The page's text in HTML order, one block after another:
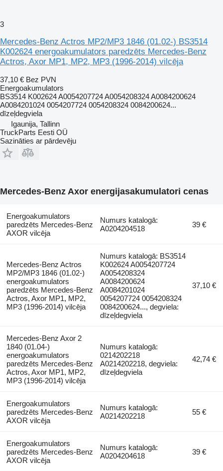
3
Mercedes-Benz Actros MP2/MP3 1846 (01.02-) BS3514
K002624 energoakumulators paredzēts Mercedes-Benz
Actros, Axor MP1, MP2, MP3 (1996-2014) vilcēja
37,10 € Bez PVN
Energoakumulators
BS3514 K002624 A0054207724 A0054208324 A0084200624
A0084201024 0054207724 0054208324 0084200624...
dīzeļdegviela
Igaunija, Tallinn
TruckParts Eesti OÜ
Sazināties ar pārdevēju
Mercedes-Benz Axor energijasakumulatori cenas
Energoakumulators
paredzēts Mercedes-Benz
AXOR vilcēja
Numurs katalogā:
A0204204518
39 €
Mercedes-Benz Actros
MP2/MP3 1846 (01.02-)
energoakumulators
paredzēts Mercedes-Benz
Actros, Axor MP1, MP2,
MP3 (1996-2014) vilcēja
Numurs katalogā: BS3514
K002624 A0054207724
A0054208324
A0084200624
A0084201024
0054207724 0054208324
0084200624..., degviela:
dīzeļdegviela
37,10 €
Mercedes-Benz Axor 2
1840 (01.04-)
energoakumulators
paredzēts Mercedes-Benz
Actros, Axor MP1, MP2,
MP3 (1996-2014) vilcēja
Numurs katalogā:
0214202218
A0214202218, degviela:
dīzeļdegviela
42,74 €
Energoakumulators
paredzēts Mercedes-Benz
AXOR vilcēja
Numurs katalogā:
A0214202218
55 €
Energoakumulators
paredzēts Mercedes-Benz
AXOR vilcēja
Numurs katalogā:
A0204204618
39 €